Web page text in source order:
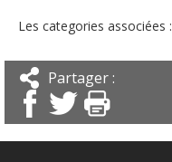
Les categories associées :
Partager :